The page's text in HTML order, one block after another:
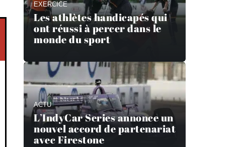
EXERCICE
Les athlètes handicapés qui
ont réussi à percer dans le
monde du sport
ACTU
L’IndyCar Series annonce un
nouvel accord de partenariat
avec Firestone